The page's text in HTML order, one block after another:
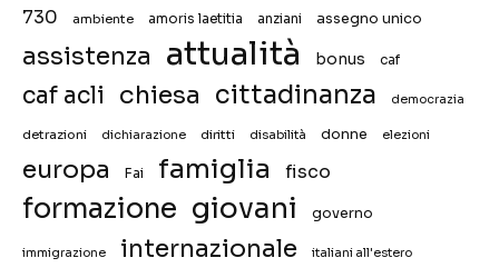
730 ambiente amoris laetitia anziani assegno unico
assistenza attualità bonus caf
caf acli chiesa cittadinanza democrazia
detrazioni dichiarazione diritti disabilità donne elezioni
europa Fai famiglia fisco
formazione giovani governo
immigrazione internazionale italiani all'estero